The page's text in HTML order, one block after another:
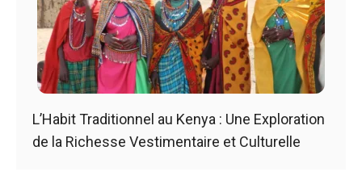
L’Habit Traditionnel au Kenya : Une Exploration
de la Richesse Vestimentaire et Culturelle